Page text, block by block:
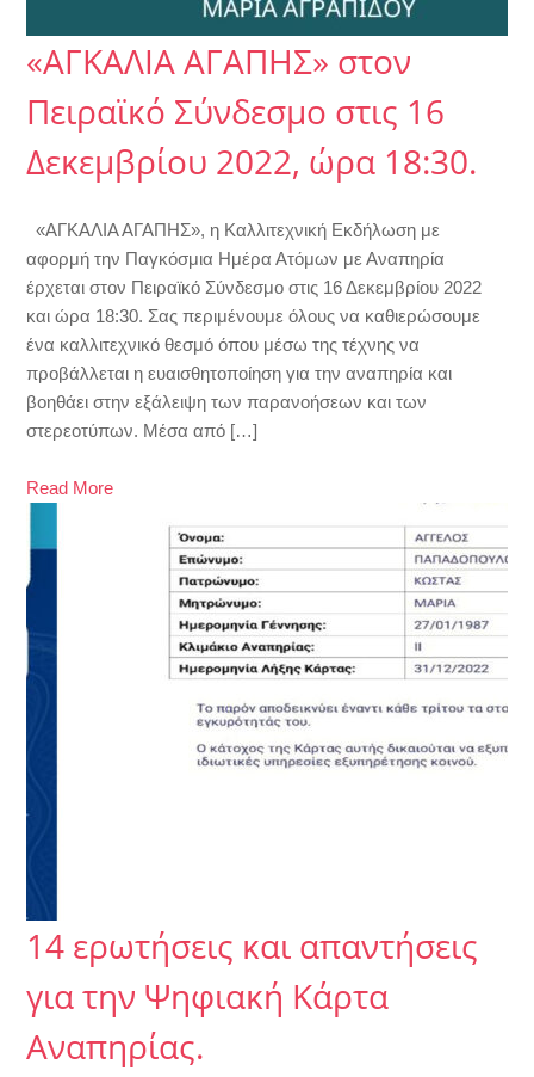
«ΑΓΚΑΛΙΑ ΑΓΑΠΗΣ» στον
Πειραϊκό Σύνδεσμο στις 16
Δεκεμβρίου 2022, ώρα 18:30.
«ΑΓΚΑΛΙΑ ΑΓΑΠΗΣ», η Καλλιτεχνική Εκδήλωση με
αφορμή την Παγκόσμια Ημέρα Ατόμων με Αναπηρία
έρχεται στον Πειραϊκό Σύνδεσμο στις 16 Δεκεμβρίου 2022
και ώρα 18:30. Σας περιμένουμε όλους να καθιερώσουμε
ένα καλλιτεχνικό θεσμό όπου μέσω της τέχνης να
προβάλλεται η ευαισθητοποίηση για την αναπηρία και
βοηθάει στην εξάλειψη των παρανοήσεων και των
στερεοτύπων. Μέσα από […]
Read More
14 ερωτήσεις και απαντήσεις
για την Ψηφιακή Κάρτα
Αναπηρίας.